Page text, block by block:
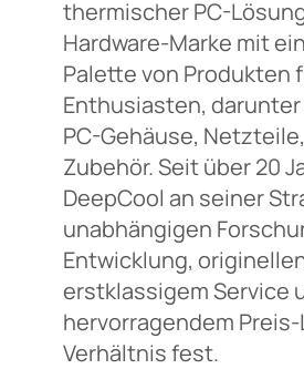
thermischer PC-
Hardware-Marke mit
Palette von Produkten
Enthusiasten, darunter
PC-Gehäuse,
Zubehör. Seit über 20
DeepCool an seiner
unabhängigen
Entwicklung,
erstklassigem Service
hervorragendem
Verhältnis fest.